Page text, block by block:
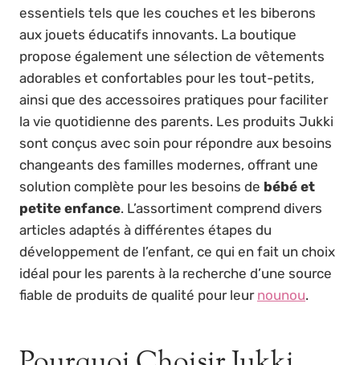
essentiels tels que les couches et les biberons
aux jouets éducatifs innovants. La boutique
propose également une sélection de vêtements
adorables et confortables pour les tout-petits,
ainsi que des accessoires pratiques pour faciliter
la vie quotidienne des parents. Les produits Jukki
sont conçus avec soin pour répondre aux besoins
changeants des familles modernes, offrant une
solution complète pour les besoins de bébé et
petite enfance. L’assortiment comprend divers
articles adaptés à différentes étapes du
développement de l’enfant, ce qui en fait un choix
idéal pour les parents à la recherche d’une source
fiable de produits de qualité pour leur nounou.